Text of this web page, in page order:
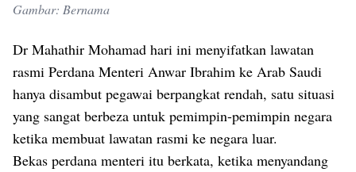
Gambar: Bernama
Dr Mahathir Mohamad hari ini menyifatkan lawatan
rasmi Perdana Menteri Anwar Ibrahim ke Arab Saudi
hanya disambut pegawai berpangkat rendah, satu situasi
yang sangat berbeza untuk pemimpin-pemimpin negara
ketika membuat lawatan rasmi ke negara luar.
Bekas perdana menteri itu berkata, ketika menyandang